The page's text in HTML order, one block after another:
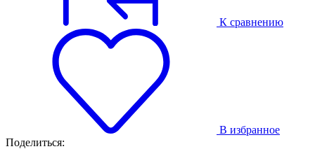
К сравнению
В избранное
Поделиться: